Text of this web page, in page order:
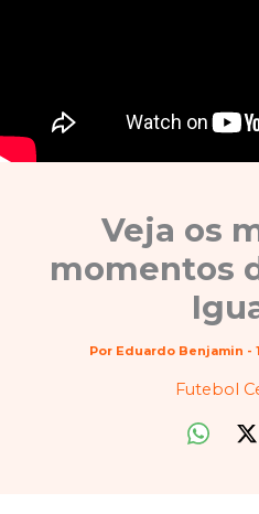
Veja os
momentos
Por Eduardo Benjamin -
Futebol